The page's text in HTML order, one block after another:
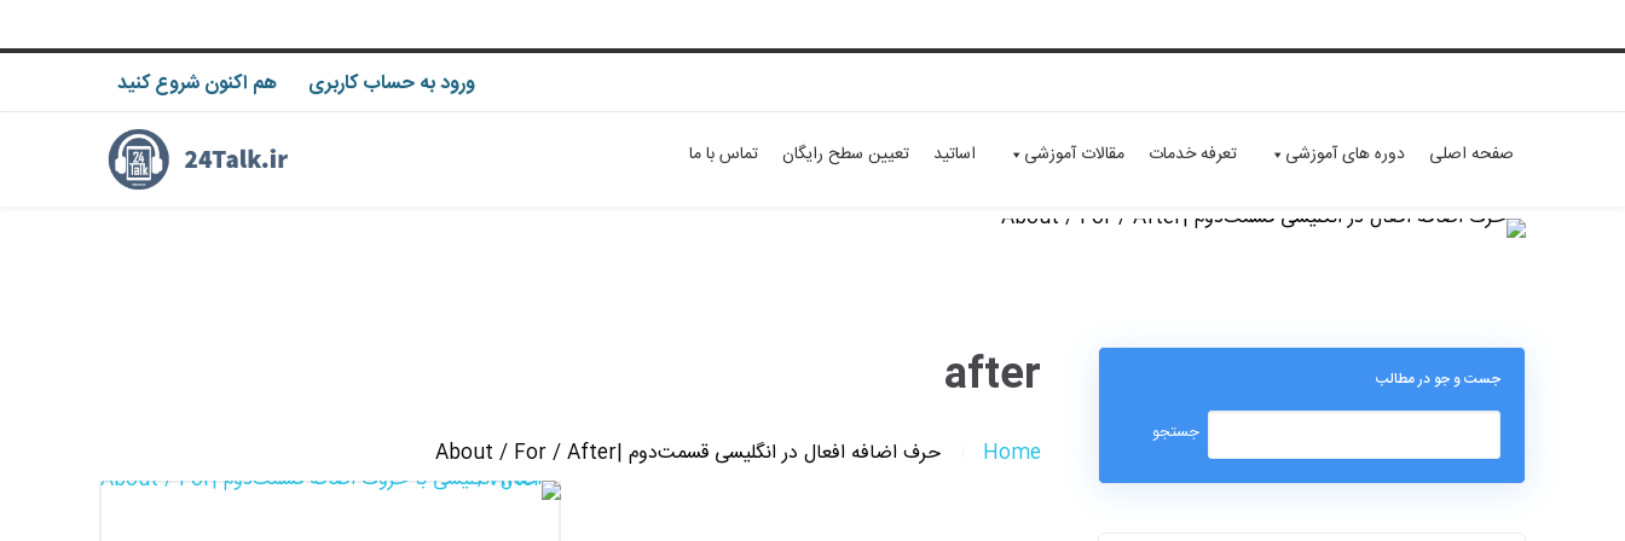
ورود به حساب کاربری هم اکنون شروع کنید
صفحه اصلی دوره های آموزشی تعرفه خدمات مقالات آموزشی اساتید تعیین سطح رایگان تماس با ما
after
Home حرف اضافه افعال در انگلیسی قسمت‌دوم |‌About / For / After
جست و جو در مطالب